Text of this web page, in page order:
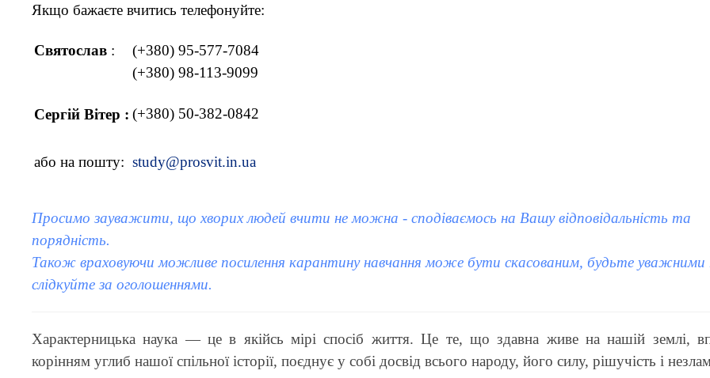
Якщо бажаєте вчитись телефонуйте:
Святослав :
(+380) 95-577-7084
(+380) 98-113-9099
Сергій Вітер : (+380) 50-382-0842
або на пошту: study@prosvit.in.ua
Просимо зауважити, що хворих людей вчити не можна - сподіваємось на Вашу відповідальність та
порядність.
Також враховуючи можливе посилення карантину навчання може бути скасованим, будьте
слідкуйте за оголошеннями.
Характерницька наука — це в якійсь мірі спосіб життя. Це те, що здавна живе на нашій землі,
корінням углиб нашої спільної історії, поєднує у собі досвід всього народу, його силу, рішучість і